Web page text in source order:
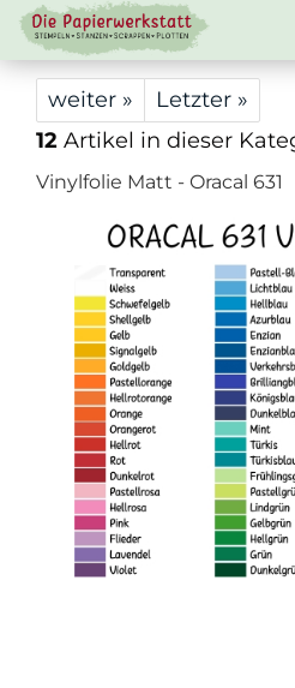
weiter »
Letzter »
12 Artikel in dieser
Vinylfolie Matt - Oracal 631